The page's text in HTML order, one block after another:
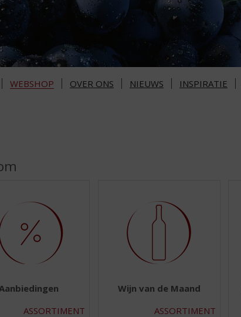
WEBSHOP OVER ONS NIEUWS INSPIRATIE
ASSORTIMENT
Wijn van de Maand
ASSORTIMENT